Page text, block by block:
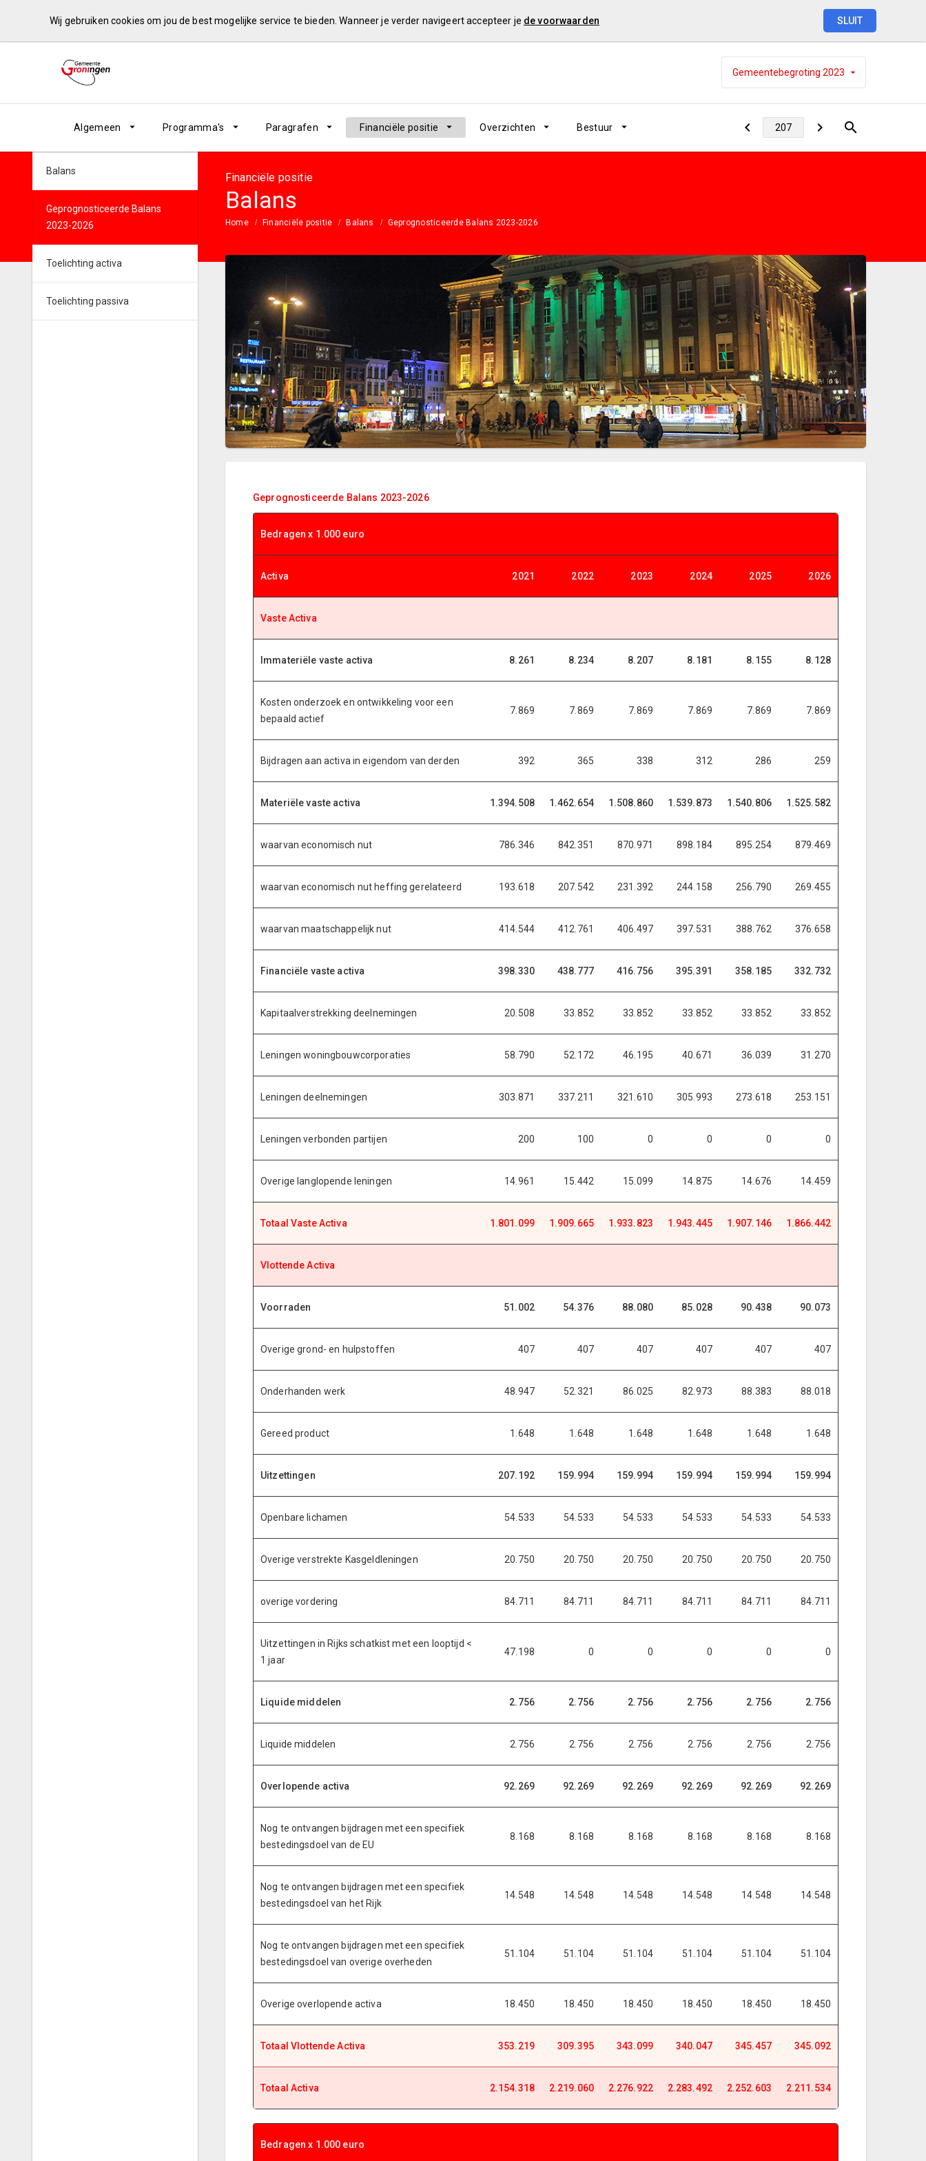
Wij gebruiken cookies om jou de best mogelijke service te bieden. Wanneer je verder navigeert accepteer je de voorwaarden SLUIT
Gemeentebegroting 2023
Algemeen Programma's Paragrafen Financiële positie Overzichten Bestuur
Financiële positie
Balans
Home Financiële positie Balans Geprognosticeerde Balans 2023-2026
Balans
Geprognosticeerde Balans
2023-2026
Toelichting activa
Toelichting passiva
Geprognosticeerde Balans 2023-2026
Bedragen x 1.000 euro
Activa 2021 2022 2023 2024 2025 2026
Vaste Activa
Immateriële vaste activa 8.261 8.234 8.207 8.181 8.155 8.128
Kosten onderzoek en ontwikkeling voor een
bepaald actief
7.869 7.869 7.869 7.869 7.869 7.869
Bijdragen aan activa in eigendom van derden 392 365 338 312 286 259
Materiële vaste activa 1.394.508 1.462.654 1.508.860 1.539.873 1.540.806 1.525.582
waarvan economisch nut 786.346 842.351 870.971 898.184 895.254 879.469
waarvan economisch nut heffing gerelateerd 193.618 207.542 231.392 244.158 256.790 269.455
waarvan maatschappelijk nut 414.544 412.761 406.497 397.531 388.762 376.658
Financiële vaste activa 398.330 438.777 416.756 395.391 358.185 332.732
Kapitaalverstrekking deelnemingen 20.508 33.852 33.852 33.852 33.852 33.852
Leningen woningbouwcorporaties 58.790 52.172 46.195 40.671 36.039 31.270
Leningen deelnemingen 303.871 337.211 321.610 305.993 273.618 253.151
Leningen verbonden partijen 200 100 0 0 0 0
Overige langlopende leningen 14.961 15.442 15.099 14.875 14.676 14.459
Totaal Vaste Activa 1.801.099 1.909.665 1.933.823 1.943.445 1.907.146 1.866.442
Vlottende Activa
Voorraden 51.002 54.376 88.080 85.028 90.438 90.073
Overige grond- en hulpstoffen 407 407 407 407 407 407
Onderhanden werk 48.947 52.321 86.025 82.973 88.383 88.018
Gereed product 1.648 1.648 1.648 1.648 1.648 1.648
Uitzettingen 207.192 159.994 159.994 159.994 159.994 159.994
Openbare lichamen 54.533 54.533 54.533 54.533 54.533 54.533
Overige verstrekte Kasgeldleningen 20.750 20.750 20.750 20.750 20.750 20.750
overige vordering 84.711 84.711 84.711 84.711 84.711 84.711
Uitzettingen in Rijks schatkist met een looptijd <
1 jaar
47.198 0 0 0 0 0
Liquide middelen 2.756 2.756 2.756 2.756 2.756 2.756
Liquide middelen 2.756 2.756 2.756 2.756 2.756 2.756
Overlopende activa 92.269 92.269 92.269 92.269 92.269 92.269
Nog te ontvangen bijdragen met een specifiek
bestedingsdoel van de EU
8.168 8.168 8.168 8.168 8.168 8.168
Nog te ontvangen bijdragen met een specifiek
bestedingsdoel van het Rijk
14.548 14.548 14.548 14.548 14.548 14.548
Nog te ontvangen bijdragen met een specifiek
bestedingsdoel van overige overheden
51.104 51.104 51.104 51.104 51.104 51.104
Overige overlopende activa 18.450 18.450 18.450 18.450 18.450 18.450
Totaal Vlottende Activa 353.219 309.395 343.099 340.047 345.457 345.092
Totaal Activa 2.154.318 2.219.060 2.276.922 2.283.492 2.252.603 2.211.534
Bedragen x 1.000 euro